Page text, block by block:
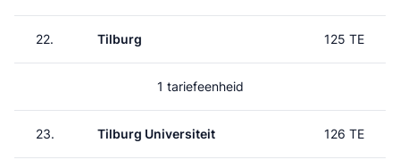
22. Tilburg 125 TE
1 tariefeenheid
23. Tilburg Universiteit 126 TE